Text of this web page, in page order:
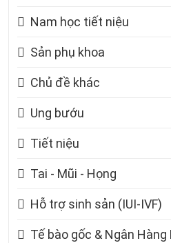
Nam học tiết niệu
Sản phụ khoa
Chủ đề khác
Ung bướu
Tiết niệu
Tai - Mũi - Họng
Hỗ trợ sinh sản (IUI-IVF)
Tế bào gốc & Ngân Hàng